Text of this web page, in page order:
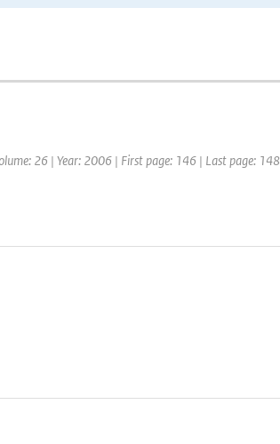
26 | Year: 2006 | First page: 146 | Last page: 148